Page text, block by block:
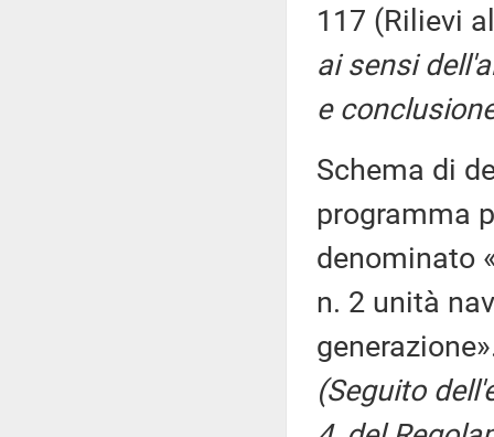
117 (Rilievi
ai sensi
e
Schema di
programma
denominato
n. 2 unità
(Seguito